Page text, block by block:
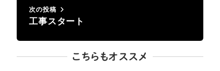
次の投稿
工事スタート
こちらもオススメ